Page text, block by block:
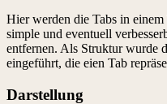
Hier werden die Tabs in
simple und eventuell
entfernen. Als Struktur wurde
eingeführt, die eien Tab
Darstellung